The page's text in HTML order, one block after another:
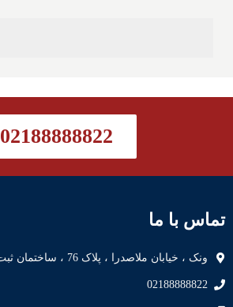
02188888822
تماس با ما
ونک ، خیابان ملاصدرا ، پلاک 76 ، ساختمان ثبت ونک
02188888822